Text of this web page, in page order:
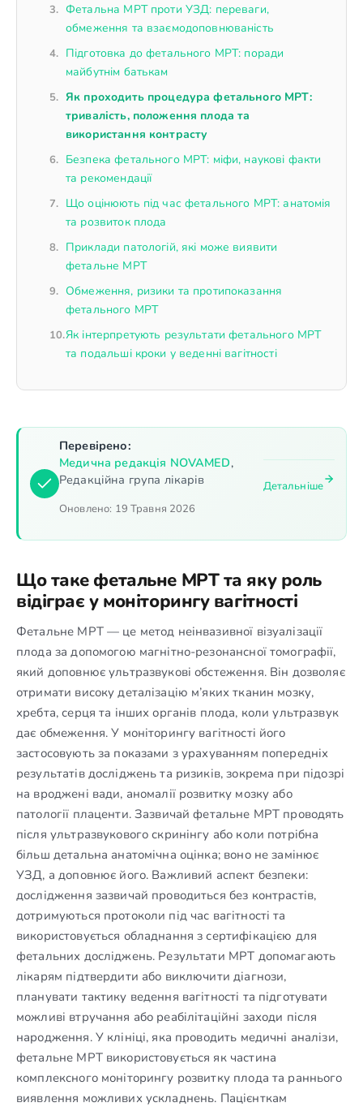
Фетальна МРТ проти УЗД: переваги,
обмеження та взаємодоповнюваність
Підготовка до фетального МРТ: поради
майбутнім батькам
Як проходить процедура фетального МРТ:
тривалість, положення плода та
використання контрасту
Безпека фетального МРТ: міфи, наукові факти
та рекомендації
Що оцінюють під час фетального МРТ: анатомія
та розвиток плода
Приклади патологій, які може виявити
фетальне МРТ
Обмеження, ризики та протипоказання
фетального МРТ
Як інтерпретують результати фетального МРТ
та подальші кроки у веденні вагітності
Перевірено:
Медична редакція NOVAMED,
Редакційна група лікарів
Оновлено: 19 Травня 2026
Детальніше
Що таке фетальне МРТ та яку роль
відіграє у моніторингу вагітності
Фетальне МРТ — це метод неінвазивної візуалізації
плода за допомогою магнітно-резонансної томографії,
який доповнює ультразвукові обстеження. Він дозволяє
отримати високу деталізацію м’яких тканин мозку,
хребта, серця та інших органів плода, коли ультразвук
дає обмеження. У моніторингу вагітності його
застосовують за показами з урахуванням попередніх
результатів досліджень та ризиків, зокрема при підозрі
на вроджені вади, аномалії розвитку мозку або
патології плаценти. Зазвичай фетальне МРТ проводять
після ультразвукового скринінгу або коли потрібна
більш детальна анатомічна оцінка; воно не замінює
УЗД, а доповнює його. Важливий аспект безпеки:
дослідження зазвичай проводиться без контрастів,
дотримуються протоколи під час вагітності та
використовується обладнання з сертифікацією для
фетальних досліджень. Результати МРТ допомагають
лікарям підтвердити або виключити діагнози,
планувати тактику ведення вагітності та підготувати
можливі втручання або реабілітаційні заходи після
народження. У клініці, яка проводить медичні аналізи,
фетальне МРТ використовується як частина
комплексного моніторингу розвитку плода та раннього
виявлення можливих ускладнень. Пацієнткам